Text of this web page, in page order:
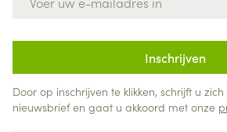
Inschrijven
Door op inschrijven te klikken, schrijft u
nieuwsbrief en gaat u akkoord met onze